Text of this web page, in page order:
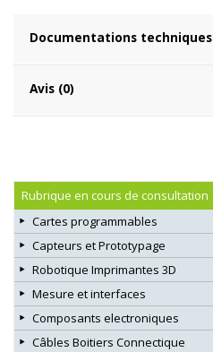
Documentations techniques
Avis (0)
Rubrique en cours de consultation
Cartes programmables
Capteurs et Prototypage
Robotique Imprimantes 3D
Mesure et interfaces
Composants electroniques
Câbles Boitiers Connectique